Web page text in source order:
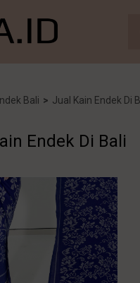
Bali > Jual Kain Endek Di
Endek Di Bali